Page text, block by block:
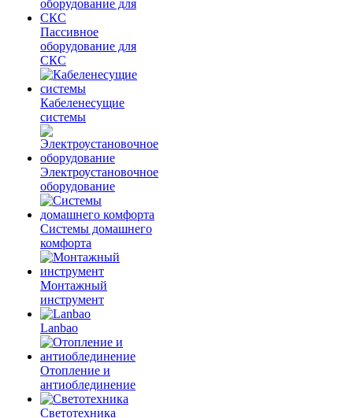
Пассивное
оборудование для
СКС
Кабеленесущие
системы
Электроустановочное
оборудование
Системы домашнего
комфорта
Монтажный
инструмент
Lanbao
Отопление и
антиоблединение
Светотехника